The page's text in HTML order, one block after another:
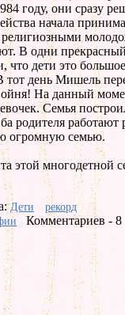
году, они сразу
начала
В одни
что дети это
тот день Мишель
На данный
Семья
родителя работают
огромную семью.
этой многодетной
Дети
рекорд
Комментариев - 8